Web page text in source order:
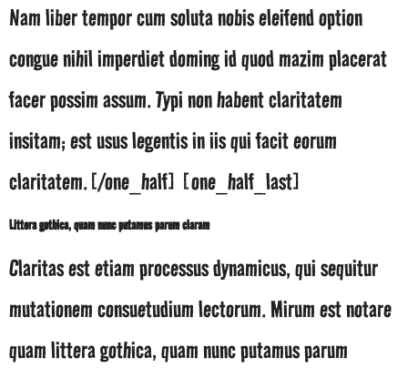
Nam liber tempor cum soluta nobis eleifend option
congue nihil imperdiet doming id quod mazim placerat
facer possim assum. Typi non habent claritatem
insitam; est usus legentis in iis qui facit eorum
claritatem.[/one_half] [one_half_last]
Littera gothica, quam nunc putamus parum claram
Claritas est etiam processus dynamicus, qui sequitur
mutationem consuetudium lectorum. Mirum est notare
quam littera gothica, quam nunc putamus parum